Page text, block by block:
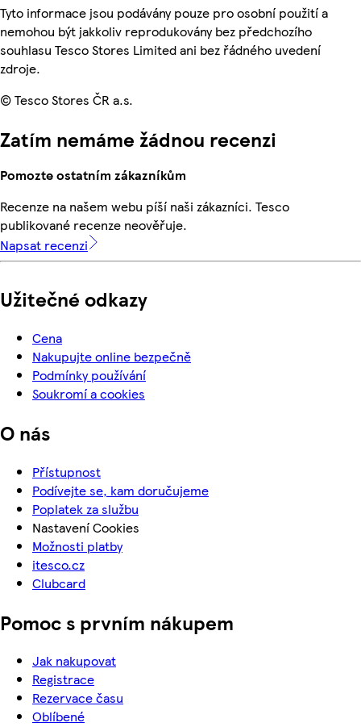
Tyto informace jsou podávány pouze pro osobní použití a
nemohou být jakkoliv reprodukovány bez předchozího
souhlasu Tesco Stores Limited ani bez řádného uvedení
zdroje.
© Tesco Stores ČR a.s.
Zatím nemáme žádnou recenzi
Pomozte ostatním zákazníkům
Recenze na našem webu píší naši zákazníci. Tesco
publikované recenze neověřuje.
Napsat recenzi
Užitečné odkazy
Cena
Nakupujte online bezpečně
Podmínky používání
Soukromí a cookies
O nás
Přístupnost
Podívejte se, kam doručujeme
Poplatek za službu
Nastavení Cookies
Možnosti platby
itesco.cz
Clubcard
Pomoc s prvním nákupem
Jak nakupovat
Registrace
Rezervace času
Oblíbené